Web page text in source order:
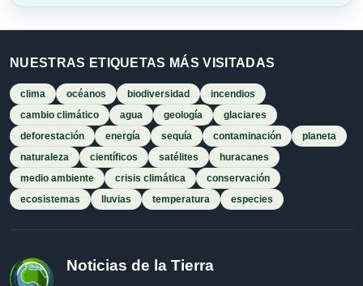
NUESTRAS ETIQUETAS MÁS VISITADAS
clima océanos biodiversidad
incendios
cambio climático
agua geología
glaciares
deforestación
energía sequía contaminación
planeta
naturaleza
científicos satélites
huracanes
medio ambiente
crisis climática
conservación
ecosistemas
lluvias temperatura especies
Noticias de la Tierra